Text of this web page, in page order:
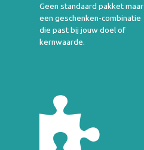
Geen standaard pakket maar
een geschenken-combinatie
die past bij jouw doel of
kernwaarde.